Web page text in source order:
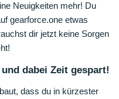
Neuigkeiten mehr! Du
gearforce.one etwas
dir jetzt keine Sorgen
dabei Zeit gespart!
dass du in kürzester